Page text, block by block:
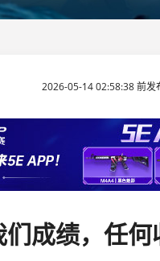
2026-05-14 02:58:38 前